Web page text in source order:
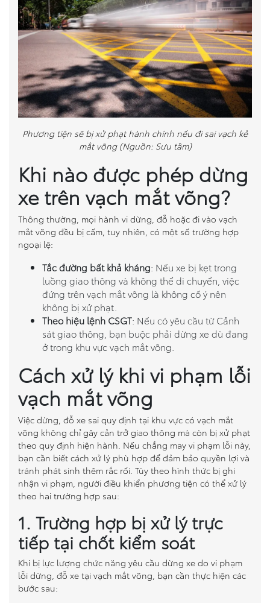
Phương tiện sẽ bị xử phạt hành chính nếu đi sai vạch kẻ
mắt võng (Nguồn: Sưu tầm)
Khi nào được phép dừng
xe trên vạch mắt võng?
Thông thường, mọi hành vi dừng, đỗ hoặc đi vào vạch
mắt võng đều bị cấm, tuy nhiên, có một số trường hợp
ngoại lệ:
Tắc đường bất khả kháng: Nếu xe bị kẹt trong
luồng giao thông và không thể di chuyển, việc
đứng trên vạch mắt võng là không cố ý nên
không bị xử phạt.
Theo hiệu lệnh CSGT: Nếu có yêu cầu từ Cảnh
sát giao thông, bạn buộc phải dừng xe dù đang
ở trong khu vực vạch mắt võng.
Cách xử lý khi vi phạm lỗi
vạch mắt võng
Việc dừng, đỗ xe sai quy định tại khu vực có vạch mắt
võng không chỉ gây cản trở giao thông mà còn bị xử phạt
theo quy định hiện hành. Nếu chẳng may vi phạm lỗi này,
bạn cần biết cách xử lý phù hợp để đảm bảo quyền lợi và
tránh phát sinh thêm rắc rối. Tùy theo hình thức bị ghi
nhận vi phạm, người điều khiển phương tiện có thể xử lý
theo hai trường hợp sau:
1. Trường hợp bị xử lý trực
tiếp tại chốt kiểm soát
Khi bị lực lượng chức năng yêu cầu dừng xe do vi phạm
lỗi dừng, đỗ xe tại vạch mắt võng, bạn cần thực hiện các
bước sau: